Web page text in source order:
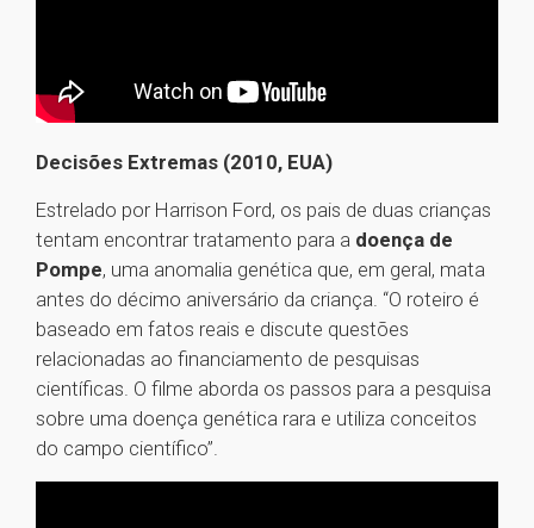
Decisões Extremas (2010, EUA)
Estrelado por Harrison Ford, os pais de duas crianças
tentam encontrar tratamento para a doença de
Pompe, uma anomalia genética que, em geral, mata
antes do décimo aniversário da criança. “O roteiro é
baseado em fatos reais e discute questões
relacionadas ao financiamento de pesquisas
científicas. O filme aborda os passos para a pesquisa
sobre uma doença genética rara e utiliza conceitos
do campo científico”.